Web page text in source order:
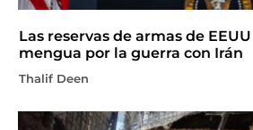
Las reservas de armas de
mengua por la guerra con Irán
Thalif Deen